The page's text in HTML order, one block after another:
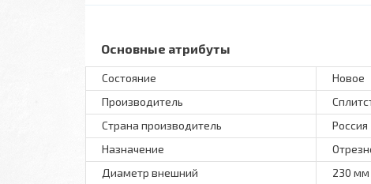
Основные атрибуты
Состояние
Новое
Производитель
Страна производитель
Россия
Назначение
Диаметр внешний
230 мм